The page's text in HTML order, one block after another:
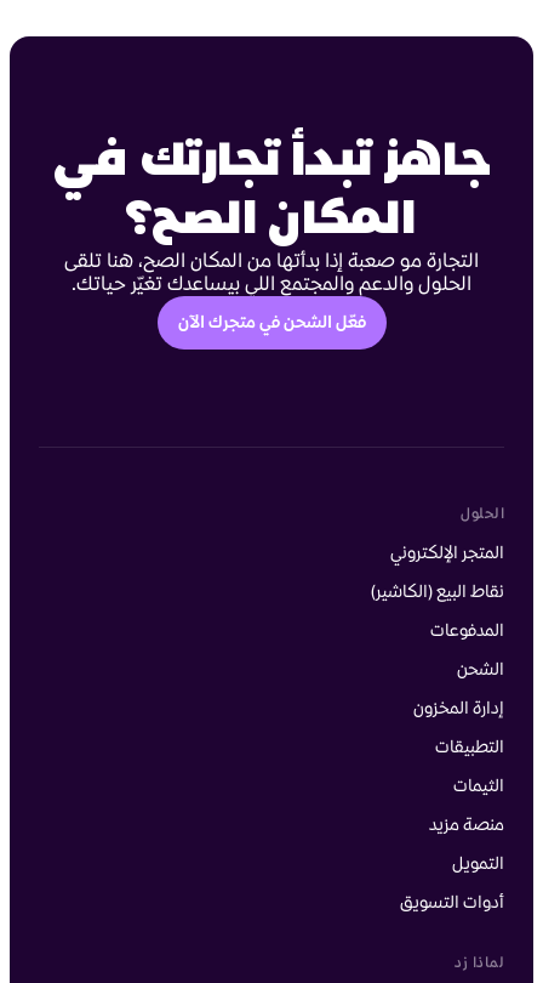
جاهز تبدأ تجارتك في
المكان الصح؟
التجارة مو صعبة إذا بدأتها من المكان الصح، هنا تلقى
الحلول والدعم والمجتمع اللي بيساعدك تغيّر حياتك.
فعّل الشحن في متجرك الآن
الحلول
المتجر الإلكتروني
نقاط البيع (الكاشير)
المدفوعات
الشحن
إدارة المخزون
التطبيقات
الثيمات
منصة مزيد
التمويل
أدوات التسويق
لماذا زد